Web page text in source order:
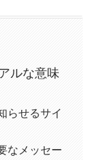
ルな意味
らせるサイ
なメッセー